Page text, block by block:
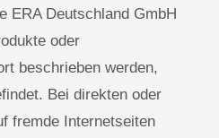
ERA Deutschland GmbH
oder
beschrieben werden,
Bei direkten oder
fremde Internetseiten